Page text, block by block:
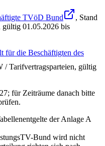
TVöD Bund
, Stand
gültig 01.05.2026 bis
für die Beschäftigten des
/ Tarifvertragsparteien, gültig
für Zeiträume danach bitte
der Anlage A
Bund wird nicht